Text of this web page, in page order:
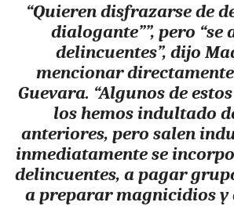
“Quieren disfrazarse de
dialogante””, pero “se
delincuentes”, dijo
mencionar
Guevara. “Algunos de
los hemos indultado
anteriores, pero salen
inmediatamente se
delincuentes, a pagar
a preparar magnicidios y